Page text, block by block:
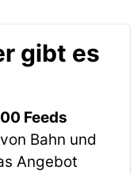
gibt es
Feeds
Bahn und
Angebot